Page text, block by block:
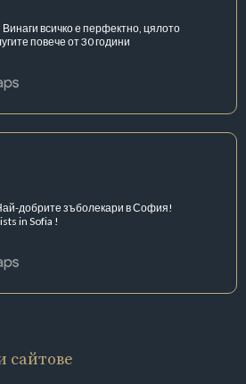
всичко е перфектно, цялото
повече от 30 години
добрите зъболекари в София!
in Sofia !
сайтове